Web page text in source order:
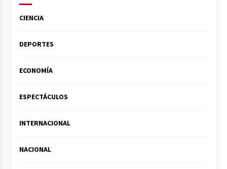
CIENCIA
DEPORTES
ECONOMÍA
ESPECTÁCULOS
INTERNACIONAL
NACIONAL